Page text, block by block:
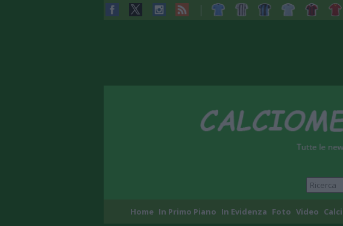
Home In Primo Piano In Evidenza Foto Video